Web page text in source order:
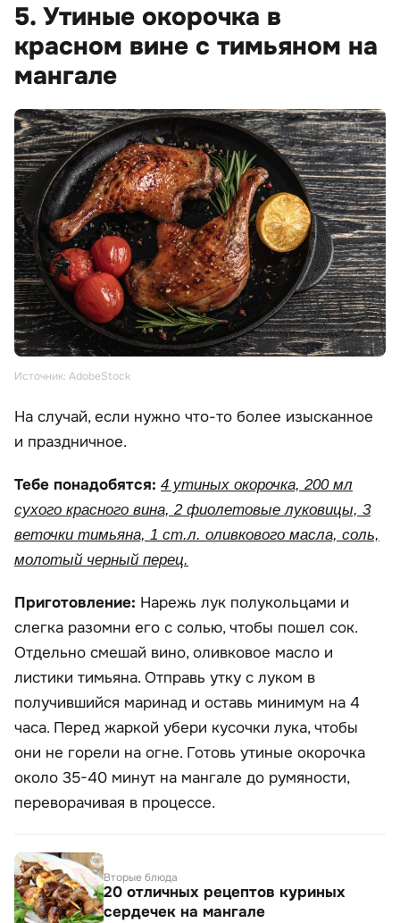
5. Утиные окорочка в
красном вине с тимьяном на
мангале
Источник: AdobeStock
На случай, если нужно что-то более изысканное
и праздничное.
Тебе понадобятся: 4 утиных окорочка, 200 мл
сухого красного вина, 2 фиолетовые луковицы, 3
веточки тимьяна, 1 ст.л. оливкового масла, соль,
молотый черный перец.
Приготовление: Нарежь лук полукольцами и
слегка разомни его с солью, чтобы пошел сок.
Отдельно смешай вино, оливковое масло и
листики тимьяна. Отправь утку с луком в
получившийся маринад и оставь минимум на 4
часа. Перед жаркой убери кусочки лука, чтобы
они не горели на огне. Готовь утиные окорочка
около 35-40 минут на мангале до румяности,
переворачивая в процессе.
Вторые блюда
20 отличных рецептов куриных
сердечек на мангале